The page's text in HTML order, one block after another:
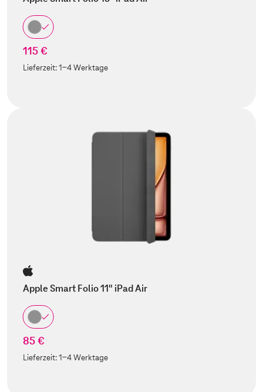
115 €
Lieferzeit:1-4 Werktage
Apple Smart Folio 11" iPad Air
85 €
Lieferzeit:1-4 Werktage